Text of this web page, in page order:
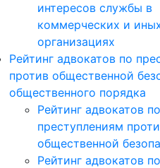
интересов службы в
коммерческих и
организациях
Рейтинг адвокатов по
против общественной
общественного порядка
Рейтинг адвокатов по
преступлениям
общественной
Рейтинг адвокатов по